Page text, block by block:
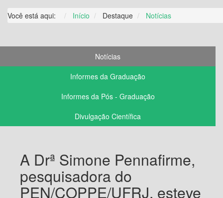
Você está aqui: Início Destaque Notícias
Notícias
Informes da Graduação
Informes da Pós - Graduação
Divulgação Científica
A Drª Simone Pennafirme,
pesquisadora do
PEN/COPPE/UFRJ, esteve